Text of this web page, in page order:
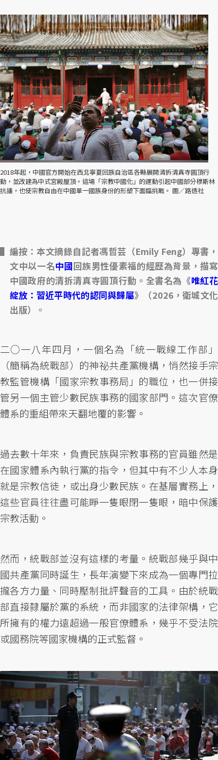
2018年起，中國官方開始在西北寧夏回族自治區各縣展開清拆清真寺圓頂行
動，並改建為中式宮殿屋頂。這場「宗教中國化」的運動引起中國部分穆斯林
抗議，也使宗教自由在中國單一國族身份的形塑下面臨挑戰。 圖／路透社
編按：本文摘錄自記者馮哲芸（Emily Feng）專書，
文中以一名中國回族男性優素福的經歷為背景，描寫
中國政府的清拆清真寺圓頂行動。全書名為《唯紅花
綻放：習近平時代的認同與歸屬》（2026，衛城文化
出版）。
二○一八年四月，一個名為「統一戰線工作部」
（簡稱為統戰部）的神祕共產黨機構，悄然接手宗
教監管機構「國家宗教事務局」的職位，也一併接
管另一個主管少數民族事務的國家部門。這次官僚
體系的重組帶來天翻地覆的影響。
過去數十年來，負責民族與宗教事務的官員雖然是
在國家體系內執行黨的指令，但其中有不少人本身
就是宗教信徒，或出身少數民族。在基層實務上，
這些官員往往盡可能睜一隻眼閉一隻眼，暗中保護
宗教活動。
然而，統戰部並沒有這樣的考量。統戰部幾乎與中
國共產黨同時誕生，長年演變下來成為一個專門拉
攏各方力量、同時壓制批評聲音的工具。由於統戰
部直接隸屬於黨的系統，而非國家的法律架構，它
所擁有的權力遠超過一般官僚體系，幾乎不受法院
或國務院等國家機構的正式監督。